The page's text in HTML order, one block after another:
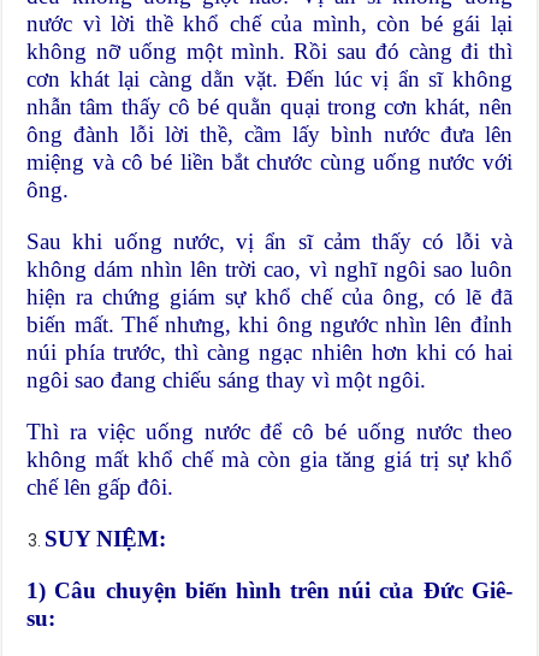
nước vì lời thề khổ chế của mình, còn bé gái lại
không nỡ uống một mình. Rồi sau đó càng đi thì
cơn khát lại càng dằn vặt. Đến lúc vị ẩn sĩ không
nhẫn tâm thấy cô bé quằn quại trong cơn khát, nên
ông đành lỗi lời thề, cầm lấy bình nước đưa lên
miệng và cô bé liền bắt chước cùng uống nước với
ông.
Sau khi uống nước, vị ẩn sĩ cảm thấy có lỗi và
không dám nhìn lên trời cao, vì nghĩ ngôi sao luôn
hiện ra chứng giám sự khổ chế của ông, có lẽ đã
biến mất. Thế nhưng, khi ông ngước nhìn lên đỉnh
núi phía trước, thì càng ngạc nhiên hơn khi có hai
ngôi sao đang chiếu sáng thay vì một ngôi.
Thì ra việc uống nước để cô bé uống nước theo
không mất khổ chế mà còn gia tăng giá trị sự khổ
chế lên gấp đôi.
SUY NIỆM:
1) Câu chuyện biến hình trên núi của Đức Giê-
su: